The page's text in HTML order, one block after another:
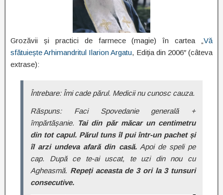
Grozăvii și practici de farmece (magie) în cartea „ Vă
sfătuiește Arhimandritul Ilarion Argatu, Ediția din 2006″ (câteva
extrase):
Întrebare: Îmi cade părul. Medicii nu cunosc cauza.
Răspuns: Faci Spovedanie generală +
împărtășanie. Tai din păr măcar un centimetru
din tot capul. Părul tuns îl pui într-un pachet și
îl arzi undeva afară din casă.Apoi de speli pe
cap. După ce te-ai uscat, te uzi din nou cu
Agheasmă. Repeți aceasta de 3 ori la 3 tunsuri
consecutive.